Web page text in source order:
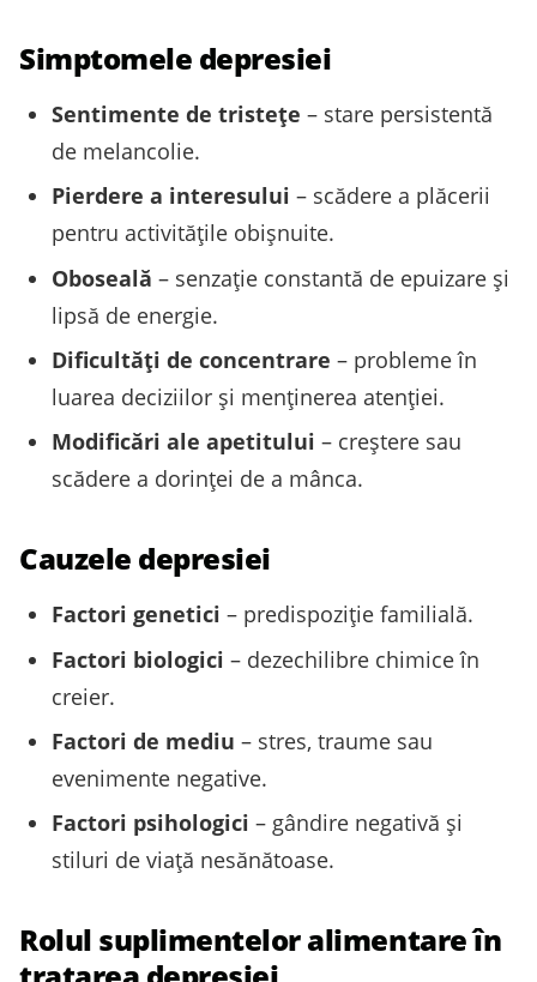
Simptomele depresiei
Sentimente de tristețe – stare persistentă
de melancolie.
Pierdere a interesului – scădere a plăcerii
pentru activitățile obișnuite.
Oboseală – senzație constantă de epuizare și
lipsă de energie.
Dificultăți de concentrare – probleme în
luarea deciziilor și menținerea atenției.
Modificări ale apetitului – creștere sau
scădere a dorinței de a mânca.
Cauzele depresiei
Factori genetici – predispoziție familială.
Factori biologici – dezechilibre chimice în
creier.
Factori de mediu – stres, traume sau
evenimente negative.
Factori psihologici – gândire negativă și
stiluri de viață nesănătoase.
Rolul suplimentelor alimentare în